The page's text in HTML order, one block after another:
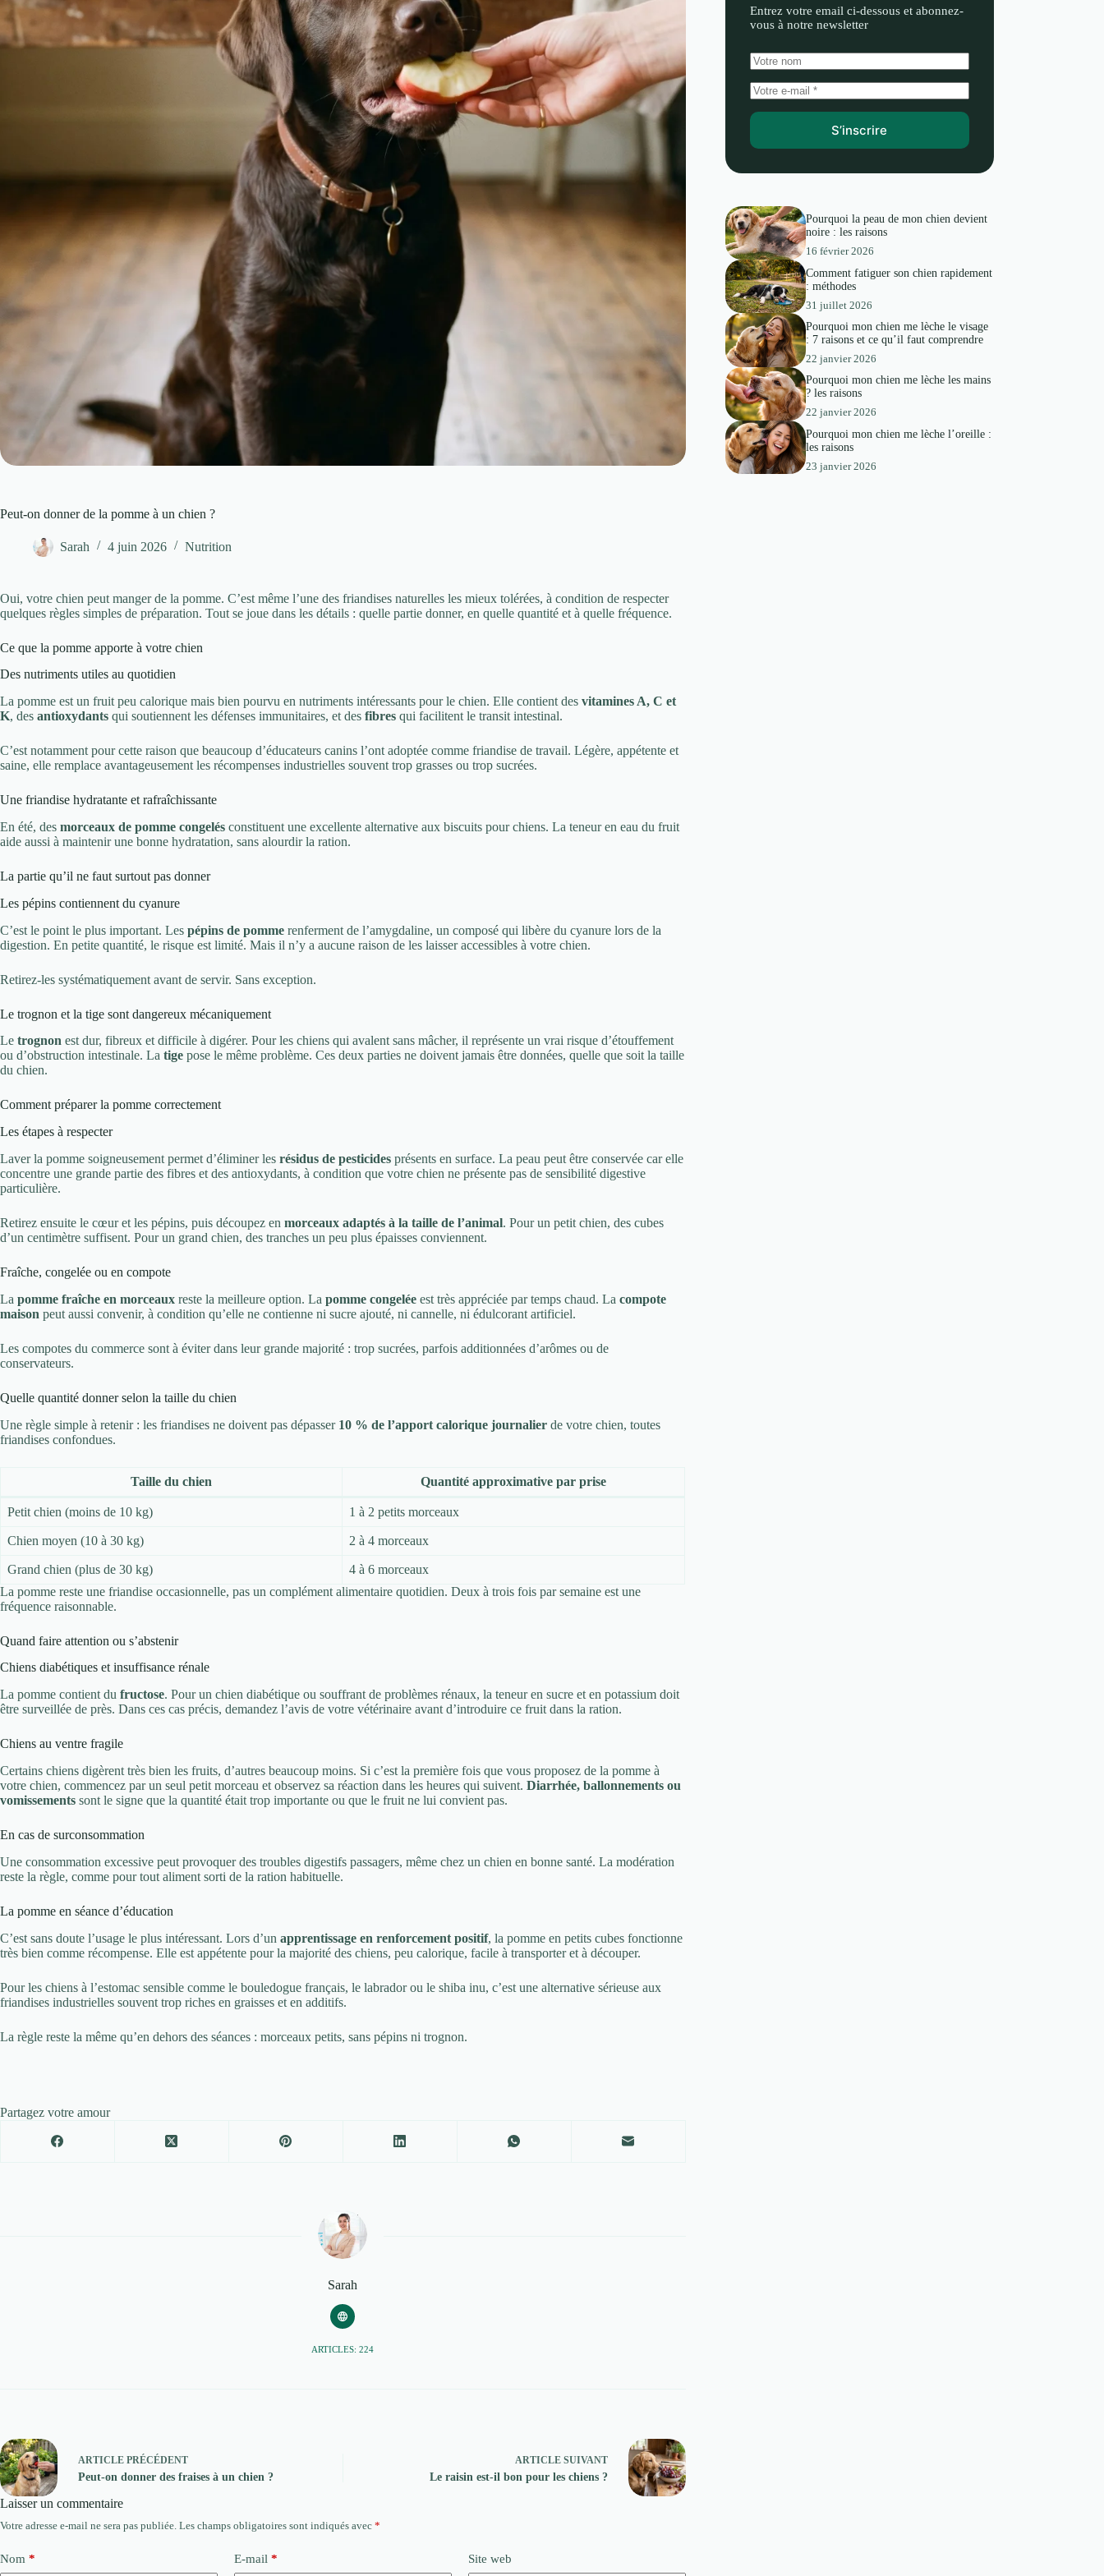
Peut-on donner de la pomme à un chien ?
Sarah 4 juin 2026 Nutrition
Oui, votre chien peut manger de la pomme. C’est même l’une des friandises naturelles les mieux tolérées, à condition de respecter
quelques règles simples de préparation. Tout se joue dans les détails : quelle partie donner, en quelle quantité et à quelle fréquence.
Ce que la pomme apporte à votre chien
Des nutriments utiles au quotidien
La pomme est un fruit peu calorique mais bien pourvu en nutriments intéressants pour le chien. Elle contient des vitamines A, C et
K, des antioxydants qui soutiennent les défenses immunitaires, et des fibres qui facilitent le transit intestinal.
C’est notamment pour cette raison que beaucoup d’éducateurs canins l’ont adoptée comme friandise de travail. Légère, appétente et
saine, elle remplace avantageusement les récompenses industrielles souvent trop grasses ou trop sucrées.
Une friandise hydratante et rafraîchissante
En été, des morceaux de pomme congelés constituent une excellente alternative aux biscuits pour chiens. La teneur en eau du fruit
aide aussi à maintenir une bonne hydratation, sans alourdir la ration.
La partie qu’il ne faut surtout pas donner
Les pépins contiennent du cyanure
C’est le point le plus important. Les pépins de pomme renferment de l’amygdaline, un composé qui libère du cyanure lors de la
digestion. En petite quantité, le risque est limité. Mais il n’y a aucune raison de les laisser accessibles à votre chien.
Retirez-les systématiquement avant de servir. Sans exception.
Le trognon et la tige sont dangereux mécaniquement
Le trognon est dur, fibreux et difficile à digérer. Pour les chiens qui avalent sans mâcher, il représente un vrai risque d’étouffement
ou d’obstruction intestinale. La tige pose le même problème. Ces deux parties ne doivent jamais être données, quelle que soit la taille
du chien.
Comment préparer la pomme correctement
Les étapes à respecter
Laver la pomme soigneusement permet d’éliminer les résidus de pesticides présents en surface. La peau peut être conservée car elle
concentre une grande partie des fibres et des antioxydants, à condition que votre chien ne présente pas de sensibilité digestive
particulière.
Retirez ensuite le cœur et les pépins, puis découpez en morceaux adaptés à la taille de l’animal. Pour un petit chien, des cubes
d’un centimètre suffisent. Pour un grand chien, des tranches un peu plus épaisses conviennent.
Fraîche, congelée ou en compote
La pomme fraîche en morceaux reste la meilleure option. La pomme congelée est très appréciée par temps chaud. La compote
maison peut aussi convenir, à condition qu’elle ne contienne ni sucre ajouté, ni cannelle, ni édulcorant artificiel.
Les compotes du commerce sont à éviter dans leur grande majorité : trop sucrées, parfois additionnées d’arômes ou de
conservateurs.
Quelle quantité donner selon la taille du chien
Une règle simple à retenir : les friandises ne doivent pas dépasser 10 % de l’apport calorique journalier de votre chien, toutes
friandises confondues.
Taille du chien Quantité approximative par prise
Petit chien (moins de 10 kg) 1 à 2 petits morceaux
Chien moyen (10 à 30 kg) 2 à 4 morceaux
Grand chien (plus de 30 kg)
4 à 6 morceaux
La pomme reste une friandise occasionnelle, pas un complément alimentaire quotidien. Deux à trois fois par semaine est une
fréquence raisonnable.
Quand faire attention ou s’abstenir
Chiens diabétiques et insuffisance rénale
La pomme contient du fructose. Pour un chien diabétique ou souffrant de problèmes rénaux, la teneur en sucre et en potassium doit
être surveillée de près. Dans ces cas précis, demandez l’avis de votre vétérinaire avant d’introduire ce fruit dans la ration.
Chiens au ventre fragile
Certains chiens digèrent très bien les fruits, d’autres beaucoup moins. Si c’est la première fois que vous proposez de la pomme à
votre chien, commencez par un seul petit morceau et observez sa réaction dans les heures qui suivent. Diarrhée, ballonnements ou
vomissements sont le signe que la quantité était trop importante ou que le fruit ne lui convient pas.
En cas de surconsommation
Une consommation excessive peut provoquer des troubles digestifs passagers, même chez un chien en bonne santé. La modération
reste la règle, comme pour tout aliment sorti de la ration habituelle.
La pomme en séance d’éducation
C’est sans doute l’usage le plus intéressant. Lors d’un apprentissage en renforcement positif, la pomme en petits cubes fonctionne
très bien comme récompense. Elle est appétente pour la majorité des chiens, peu calorique, facile à transporter et à découper.
Pour les chiens à l’estomac sensible comme le bouledogue français, le labrador ou le shiba inu, c’est une alternative sérieuse aux
friandises industrielles souvent trop riches en graisses et en additifs.
La règle reste la même qu’en dehors des séances : morceaux petits, sans pépins ni trognon.
Partagez votre amour
Sarah
ARTICLES: 224
ARTICLE PRÉCÉDENT
Peut-on donner des fraises à un chien ?
ARTICLESUIVANT
Le raisin est-il bon pour les chiens ?
Laisser un commentaire
Votre adresse e-mail ne sera pas publiée. Les champs obligatoires sont indiqués avec *
Nom * E-mail * Site web
Entrez votre email ci-dessous et abonnez-
vous à notre newsletter
S’inscrire
Pourquoi la peau de mon chien devient
noire : les raisons
16 février 2026
Comment fatiguer son chien rapidement
: méthodes
31 juillet 2026
Pourquoi mon chien me lèche le visage
: 7 raisons et ce qu’il faut comprendre
22 janvier 2026
Pourquoi mon chien me lèche les mains
? les raisons
22 janvier 2026
Pourquoi mon chien me lèche l’oreille :
les raisons
23 janvier 2026